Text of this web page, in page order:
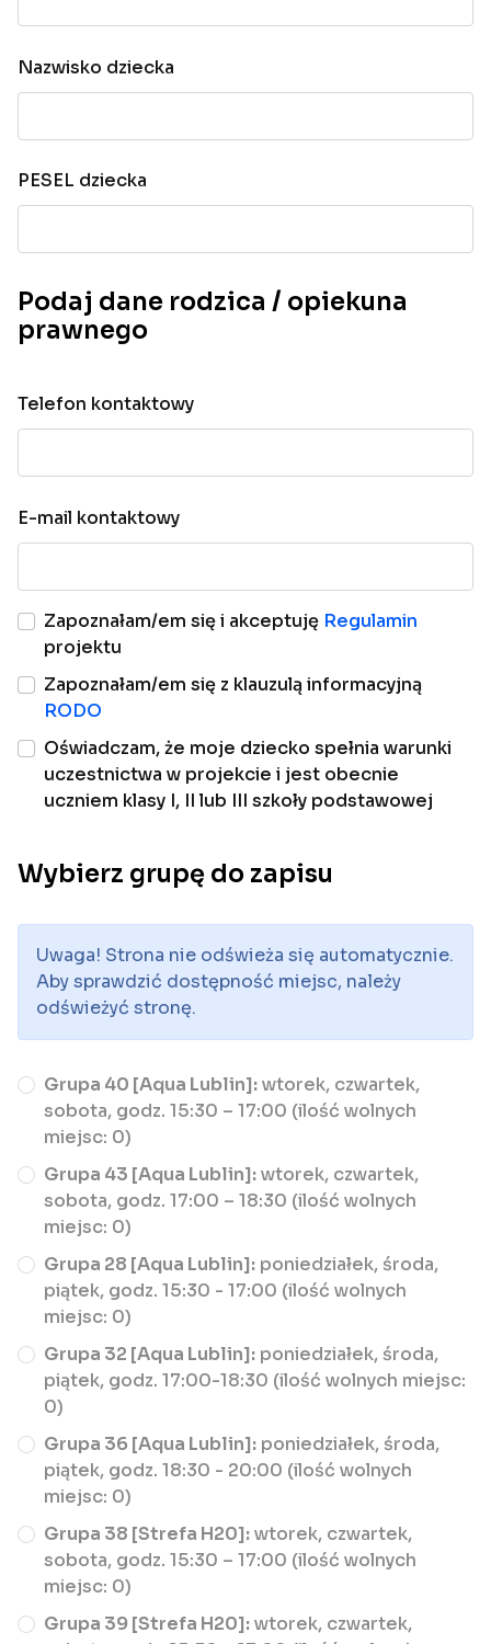
Nazwisko dziecka
PESEL dziecka
Podaj dane rodzica / opiekuna
prawnego
Telefon kontaktowy
E-mail kontaktowy
Zapoznałam/em się i akceptuję Regulamin
projektu
Zapoznałam/em się z klauzulą informacyjną
RODO
Oświadczam, że moje dziecko spełnia warunki
uczestnictwa w projekcie i jest obecnie
uczniem klasy I, II lub III szkoły podstawowej
Wybierz grupę do zapisu
Uwaga! Strona nie odświeża się automatycznie.
Aby sprawdzić dostępność miejsc, należy
odświeżyć stronę.
Grupa 40 [Aqua Lublin]:wtorek, czwartek,
sobota, godz. 15:30 – 17:00 (ilość wolnych
miejsc: 0)
Grupa 43 [Aqua Lublin]:wtorek, czwartek,
sobota, godz. 17:00 – 18:30 (ilość wolnych
miejsc: 0)
Grupa 28 [Aqua Lublin]: poniedziałek, środa,
piątek, godz. 15:30 - 17:00 (ilość wolnych
miejsc: 0)
Grupa 32 [Aqua Lublin]: poniedziałek, środa,
piątek, godz. 17:00-18:30 (ilość wolnych miejsc:
0)
Grupa 36 [Aqua Lublin]: poniedziałek, środa,
piątek, godz. 18:30 - 20:00 (ilość wolnych
miejsc: 0)
Grupa 38 [Strefa H20]:wtorek, czwartek,
sobota, godz. 15:30 – 17:00 (ilość wolnych
miejsc: 0)
Grupa 39 [Strefa H20]:wtorek, czwartek,